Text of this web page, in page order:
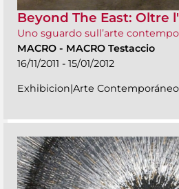
Beyond The East: Oltre
Uno sguardo sull’arte
MACRO - MACRO Testaccio
16/11/2011 - 15/01/2012
Exhibicion|Arte Contemporáneo